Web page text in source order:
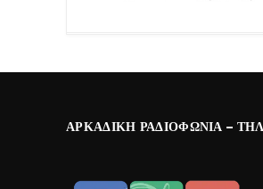
ΑΡΚΑΔΙΚΉ ΡΑΔΙΟΦΩΝΊΑ –